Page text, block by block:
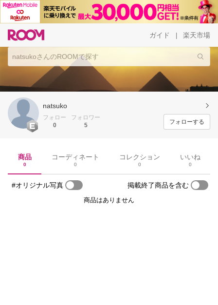
ガイド 楽天市場
natsuko
フォロー
0
フォロワー
5
フォローする
商品
0
コーディネート
0
コレクション
0
いいね
0
#オリジナル写真 掲載終了商品を含む
商品はありません